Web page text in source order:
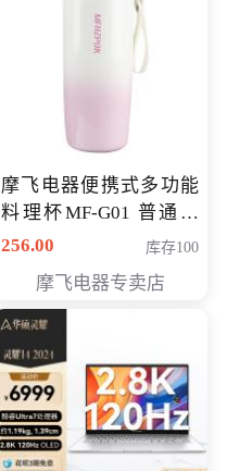
摩飞电器便携式多功能
料理杯MF-G01 普通会
员专享价格118元
256.00 库存100
摩飞电器专卖店